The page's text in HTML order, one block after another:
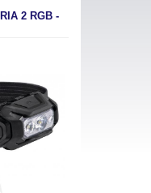
2 RGB -